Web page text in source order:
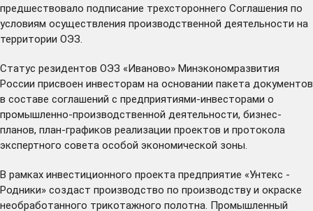
предшествовало подписание трехстороннего Соглашения по
условиям осуществления производственной деятельности на
территории ОЭЗ.
Статус резидентов ОЭЗ «Иваново» Минэкономразвития
России присвоен инвесторам на основании пакета документов
в составе соглашений с предприятиями-инвесторами о
промышленно-производственной деятельности, бизнес-
планов, план-графиков реализации проектов и протокола
экспертного совета особой экономической зоны.
В рамках инвестиционного проекта предприятие «Унтекс -
Родники» создаст производство по производству и окраске
необработанного трикотажного полотна. Промышленный